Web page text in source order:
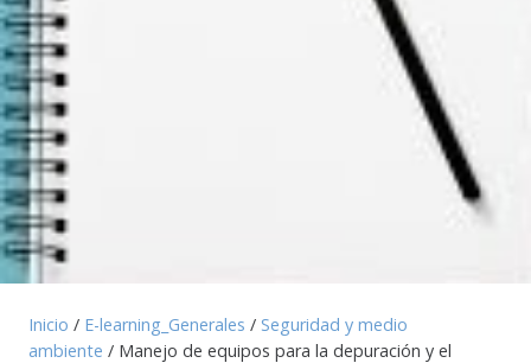
Inicio / E-learning_Generales / Seguridad y medio
ambiente / Manejo de equipos para la depuración y el